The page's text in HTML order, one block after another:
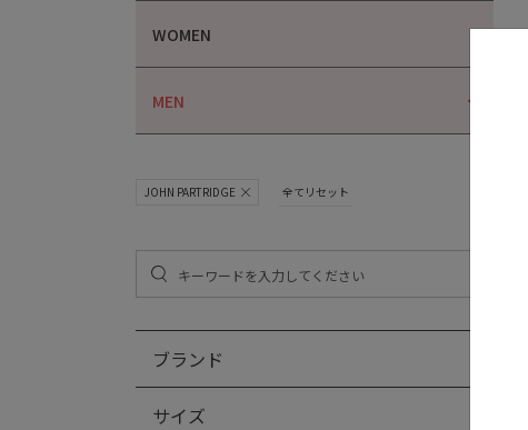
WOMEN
MEN
JOHN PARTRIDGE 全てリセット
ブランド
サイズ